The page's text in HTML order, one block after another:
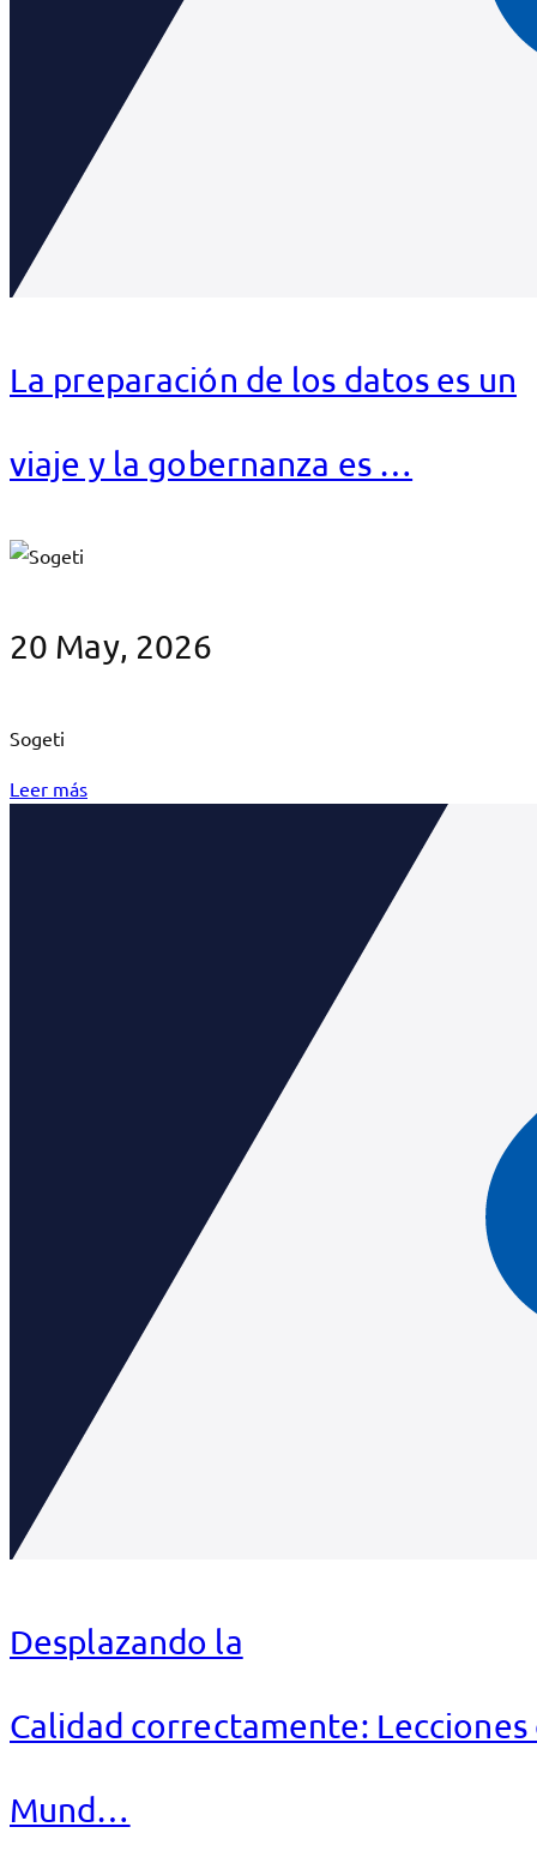
La preparación de los datos es un
viaje y la gobernanza es …
20 May, 2026
Sogeti
Leer más
Desplazando la
Calidad correctamente: Lecciones
Mund…